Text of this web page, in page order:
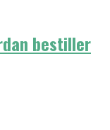
bestiller